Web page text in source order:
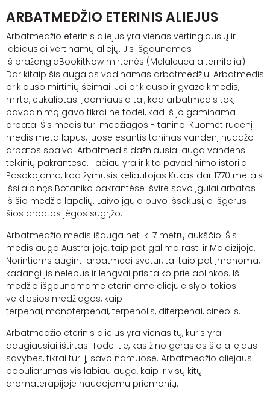
ARBATMEDŽIO ETERINIS ALIEJUS
Arbatmedžio eterinis aliejus yra vienas vertingiausių ir
labiausiai vertinamų aliejų. Jis išgaunamas
iš pražangiaBookitNow mirtenės (Melaleuca alternifolia).
Dar kitaip šis augalas vadinamas arbatmedžiu. Arbatmedis
priklauso mirtinių šeimai. Jai priklauso ir gvazdikmedis,
mirta, eukaliptas. Įdomiausia tai, kad arbatmedis tokį
pavadinimą gavo tikrai ne todėl, kad iš jo gaminama
arbata. Šis medis turi medžiagos - tanino. Kuomet rudenį
medis meta lapus, juose esantis taninas vandenį nudažo
arbatos spalva. Arbatmedis dažniausiai auga vandens
telkinių pakrantėse. Tačiau yra ir kita pavadinimo istorija.
Pasakojama, kad žymusis keliautojas Kukas dar 1770 metais
išsilaipinęs Botaniko pakrantėse išvirė savo įgulai arbatos
iš šio medžio lapelių. Laivo įgūla buvo išsekusi, o išgėrus
šios arbatos jėgos sugrįžo.
Arbatmedžio medis išauga net iki 7 metrų aukščio. Šis
medis auga Australijoje, taip pat galima rasti ir Malaizijoje.
Norintiems auginti arbatmedį svetur, tai taip pat įmanoma,
kadangi jis nelepus ir lengvai prisitaiko prie aplinkos. Iš
medžio išgaunamame eteriniame aliejuje slypi tokios
veikliosios medžiagos, kaip
terpenai, monoterpenai, terpenolis, diterpenai, cineolis.
Arbatmedžio eterinis aliejus yra vienas tų, kuris yra
daugiausiai ištirtas. Todėl tie, kas žino gerąsias šio aliejaus
savybes, tikrai turi jį savo namuose. Arbatmedžio aliejaus
populiarumas vis labiau auga, kaip ir visų kitų
aromaterapijoje naudojamų priemonių.